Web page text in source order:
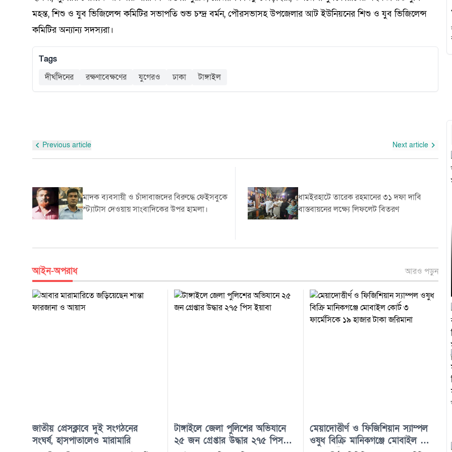
মহন্ত, শিশু ও যুব ভিজিলেন্স কমিটির সভাপতি শুভ চন্দ্র বর্মন, পৌরসভাসহ উপজেলার আট ইউনিয়নের শিশু ও যুব ভিজিলেন্স
কমিটির অন্যান্য সদস্যরা।
Tags
দীর্ঘদিনের
রক্ষণাবেক্ষণের যুগেরও ঢাকা টাঙ্গাইল
Previous article Next article
আইন-অপরাধ আরও পড়ুন
জাতীয় প্রেসক্লাবে দুই সংগঠনের
সংঘর্ষ, হাসপাতালেও মারামারি
টাঙ্গাইলে জেলা পুলিশের অভিযানে
২৫ জন গ্রেপ্তার উদ্ধার ২৭৫ পিস
মেয়াদোত্তীর্ণ ও ফিজিশিয়ান স্যাম্পল
ওষুধ বিক্রি মানিকগঞ্জে মোবাইল কোর্ট